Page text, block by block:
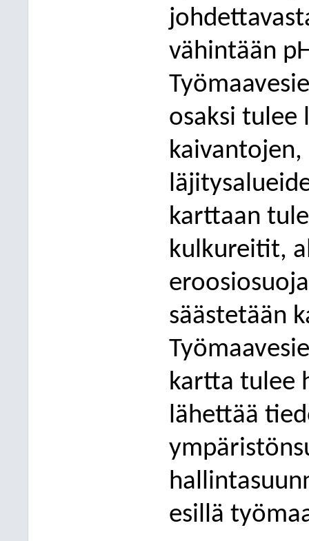
vähintään
osaksi tulee
karttaan
kulkureitit,
säästetään
kartta tulee
lähettää
esillä